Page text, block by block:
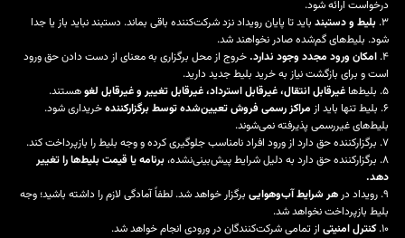
درخواست ارائه شود.
۳. بلیط و دستبند باید تا پایان رویداد نزد شرکت‌کننده باقی بماند. دستبند نباید باز یا جدا
شود. بلیط‌های گم‌شده صادر نخواهند شد.
۴. امکان ورود مجدد وجود ندارد.خروج از محل برگزاری به معنای از دست دادن حق ورود
است و برای بازگشت نیاز به خرید بلیط جدید دارید.
۵. بلیط‌ها
غیرقابل انتقال، غیرقابل استرداد، غیرقابل تغییر و غیرقابل لغوهستند.
۶. بلیط تنها باید از
مراکز رسمی فروش تعیین‌شده توسط برگزارکنندهخریداری شود.
بلیط‌های غیررسمی پذیرفته نمی‌شوند.
۷. برگزارکننده حق دارد از ورود افراد نامناسب جلوگیری کرده و وجه بلیط را بازپرداخت کند.
۸. برگزارکننده حق دارد به دلیل شرایط پیش‌بینی‌نشده،
برنامه یا قیمت بلیط‌ها را تغییر
دهد.
۹. رویداد در
هر شرایط آب‌وهوایی برگزار خواهد شد. لطفاً آمادگی لازم را داشته باشید؛ وجه
بلیط بازپرداخت نخواهد شد.
۱۰. کنترل امنیتی از تمامی شرکت‌کنندگان در ورودی انجام خواهد شد.